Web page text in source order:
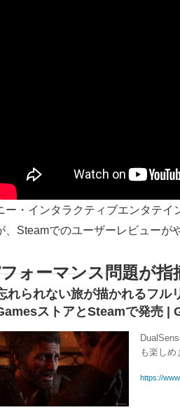
ー・インタラクティブエンタテイ
、Steamでのユーザーレビューが
ォーマンス問題が指
れられない旅が描かれるフ
ストアとSteamで発売 |
も楽しめ
https://